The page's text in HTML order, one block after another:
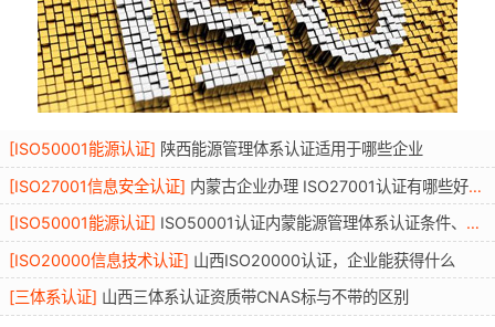
[ISO50001能源认证] 陕西能源管理体系认证适用于哪些企业
[ISO27001信息安全认证] 内蒙古企业办理 ISO27001认证有哪些好处？条件资料流程年审全解读
[ISO50001能源认证] ISO50001认证内蒙能源管理体系认证条件、适用行业、流程与优势
[ISO20000信息技术认证] 山西ISO20000认证，企业能获得什么
[三体系认证] 山西三体系认证资质带CNAS标与不带的区别